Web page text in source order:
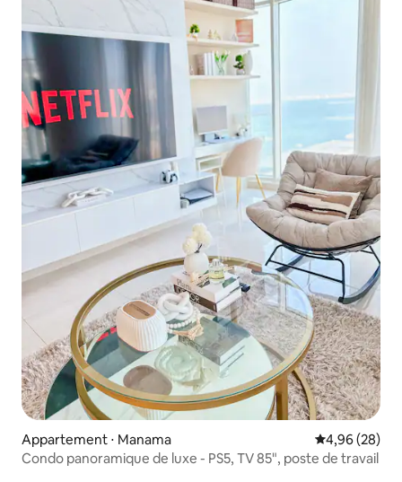
Appartement ⋅ Manama Évaluation
4,96 (28)
Condo panoramique de luxe - PS5, TV 85", poste de travail